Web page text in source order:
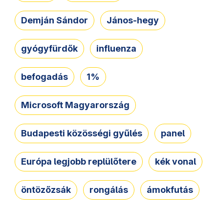
Demján Sándor János-hegy
gyógyfürdők influenza
befogadás 1%
Microsoft Magyarország
Budapesti közösségi gyűlés panel
Európa legjobb replülőtere kék vonal
öntözőzsák rongálás ámokfutás